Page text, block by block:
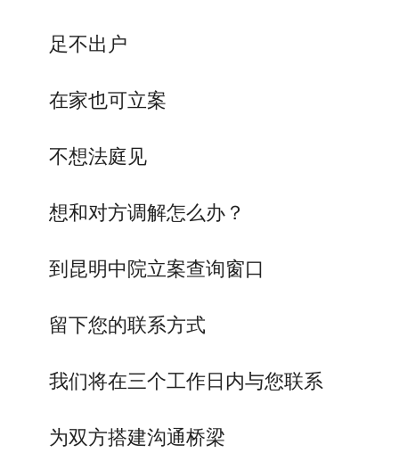
足不出户
在家也可立案
不想法庭见
想和对方调解怎么办？
到昆明中院立案查询窗口
留下您的联系方式
我们将在三个工作日内与您联系
为双方搭建沟通桥梁